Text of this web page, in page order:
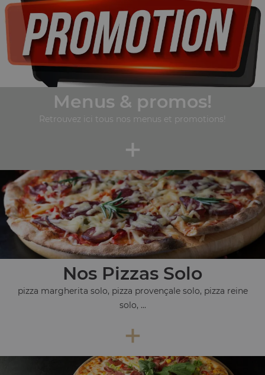
Menus & promos!
Retrouvez ici tous nos menus et promotions!
+
Nos Pizzas Solo
pizza margherita solo, pizza provençale solo, pizza reine
solo, ...
+